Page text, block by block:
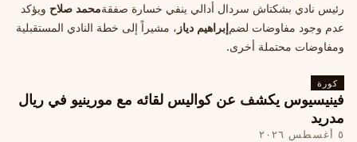
رئيس نادي بشكتاش سردال أدالي ينفي خسارة صفقةمحمد صلاح ويؤكد
عدم وجود مفاوضات لضمإبراهيم دياز ، مشيراً إلى خطة النادي المستقبلية
ومفاوضات محتملة أخرى.
كورة
فينيسيوس يكشف عن كواليس لقائه مع مورينيو في ريال
مدريد
٥ أغسطس ٢٠٢٦